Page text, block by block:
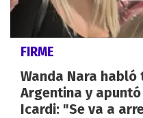
FIRME
Wanda Nara
Argentina y
Icardi: "Se va a